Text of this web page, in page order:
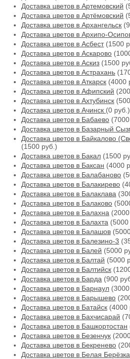
Доставка цветов в Артемовский
Доставка цветов в Артёмовский
Доставка цветов в Архангельск
Доставка цветов в Архипо-
Доставка цветов в Асбест(1500
Доставка цветов в Аскарово
Доставка цветов в Аскиз (1500
Доставка цветов в Астрахань
Доставка цветов в Аткарск (4000
Доставка цветов в Афипский
Доставка цветов в Ахтубинск
Доставка цветов в Ачинск (0 руб.)
Доставка цветов в Бабаево
Доставка цветов в Базарный
Доставка цветов в Байкалово
(1500 руб.)
Доставка цветов в Бакал (1500
Доставка цветов в Баксан (4000
Доставка цветов в Балабаново
Доставка цветов в Балакирево
Доставка цветов в Балаклава
Доставка цветов в Балаково
Доставка цветов в Балахна
Доставка цветов в Балахта (5000
Доставка цветов в Балашов
Доставка цветов в Балезино-3
Доставка цветов в Балей (5000
Доставка цветов в Балтай (5000
Доставка цветов в Балтийск
Доставка цветов в Барда (900
Доставка цветов в Барнаул
Доставка цветов в Барышево
Доставка цветов в Батайск (4000
Доставка цветов в Бахчисарай
Доставка цветов в Башкортостан
Доставка цветов в Безенчук
Доставка цветов в Бекренево
Доставка цветов в Белая Берёзка